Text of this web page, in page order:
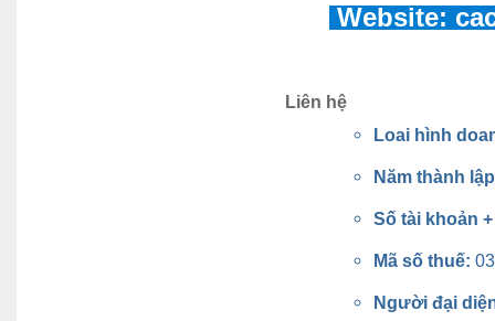
Website:
Liên hệ
Loai hình
Năm thành
Số tài khoản
Mã số thuế:
Người đại